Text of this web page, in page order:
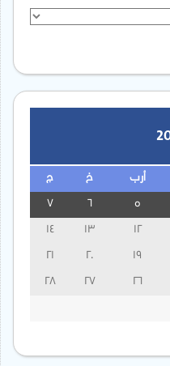
أرب خ ج
13
14
19
20
21
26
27
28